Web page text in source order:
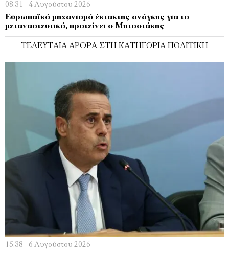
08:31 - 4 Αυγούστου 2026
Ευρωπαϊκό μηχανισμό έκτακτης ανάγκης για το
μεταναστευτικό, προτείνει ο Μητσοτάκης
ΤΕΛΕΥΤΑΊΑ ΆΡΘΡΑ ΣΤΗ ΚΑΤΗΓΟΡΊΑ ΠΟΛΙΤΙΚΉ
15:38 - 6 Αυγούστου 2026